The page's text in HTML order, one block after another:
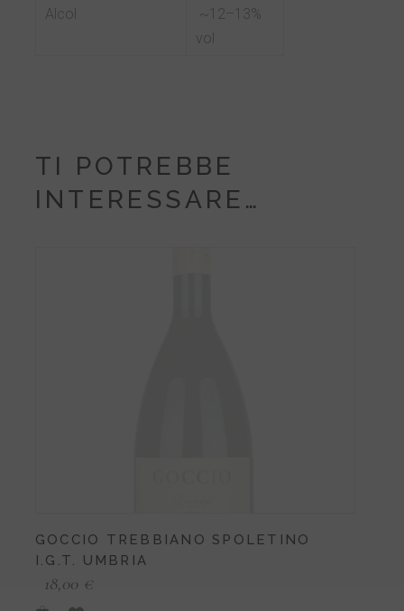
Alcol
~12–13%
vol
TI POTREBBE
INTERESSARE…
GOCCIO TREBBIANO SPOLETINO
I.G.T. UMBRIA
18,00 €